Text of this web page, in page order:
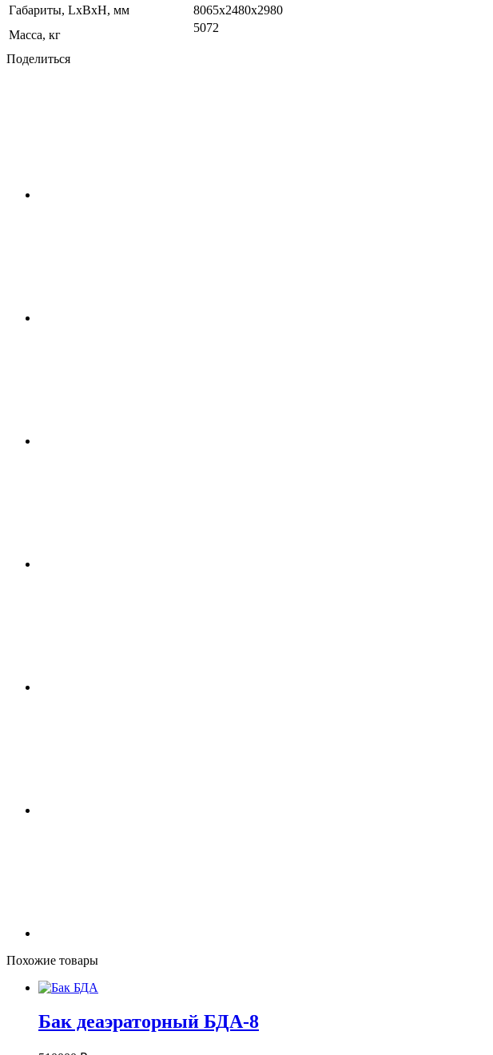
Габариты, LxBxH, мм
8065х2480х2980
Масса, кг
5072
Поделиться
Похожие товары
Бак деаэраторный БДА-8